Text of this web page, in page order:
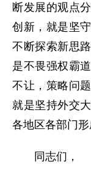
断发展的观点
创新，就是坚
不断探索新思
是不畏强权霸
不让，策略问
就是坚持外交
各地区各部门形
同志们，